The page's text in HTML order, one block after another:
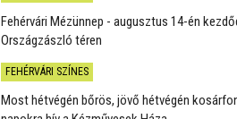
Fehérvári Mézünnep - augusztus 14-én
Országzászló téren
FEHÉRVÁRI SZÍNES
Most hétvégén bőrös, jövő hétvégén